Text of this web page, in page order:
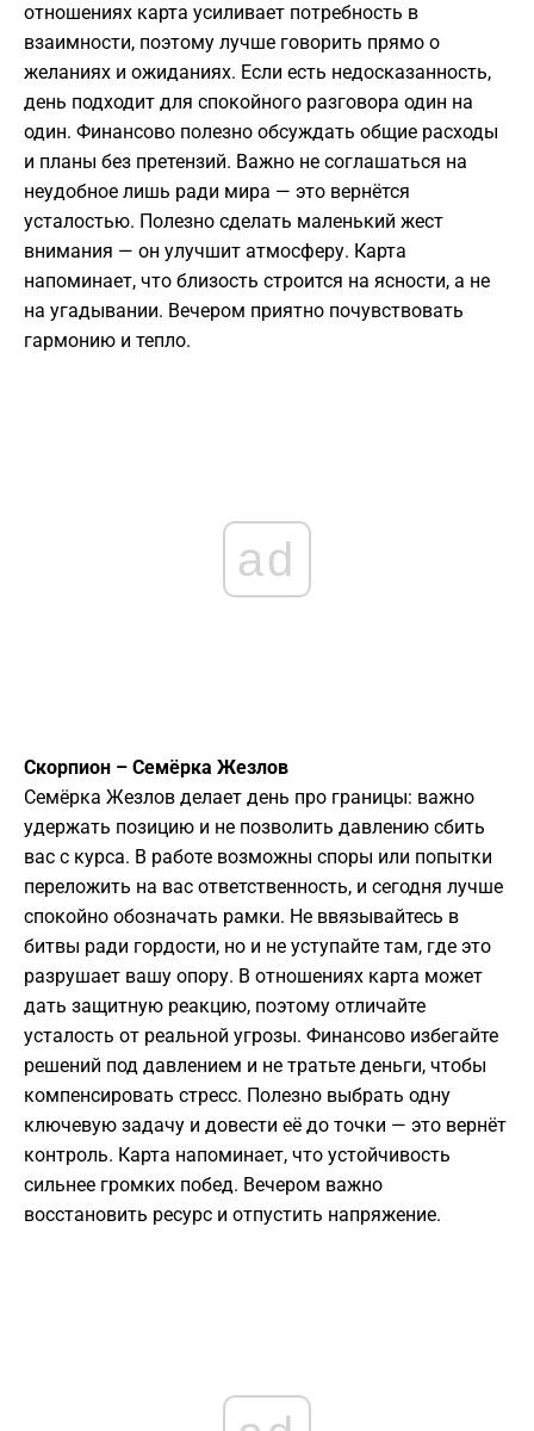
отношениях карта усиливает потребность в
взаимности, поэтому лучше говорить прямо о
желаниях и ожиданиях. Если есть недосказанность,
день подходит для спокойного разговора один на
один. Финансово полезно обсуждать общие расходы
и планы без претензий. Важно не соглашаться на
неудобное лишь ради мира — это вернётся
усталостью. Полезно сделать маленький жест
внимания — он улучшит атмосферу. Карта
напоминает, что близость строится на ясности, а не
на угадывании. Вечером приятно почувствовать
гармонию и тепло.
ad
Скорпион – Семёрка Жезлов
Семёрка Жезлов делает день про границы: важно
удержать позицию и не позволить давлению сбить
вас с курса. В работе возможны споры или попытки
переложить на вас ответственность, и сегодня лучше
спокойно обозначать рамки. Не ввязывайтесь в
битвы ради гордости, но и не уступайте там, где это
разрушает вашу опору. В отношениях карта может
дать защитную реакцию, поэтому отличайте
усталость от реальной угрозы. Финансово избегайте
решений под давлением и не тратьте деньги, чтобы
компенсировать стресс. Полезно выбрать одну
ключевую задачу и довести её до точки — это вернёт
контроль. Карта напоминает, что устойчивость
сильнее громких побед. Вечером важно
восстановить ресурс и отпустить напряжение.